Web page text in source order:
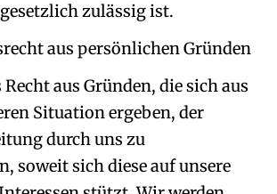
zulässig ist.
aus persönlichen Gründen
Recht aus Gründen, die sich aus
Situation ergeben, der
durch uns zu
soweit sich diese auf unsere